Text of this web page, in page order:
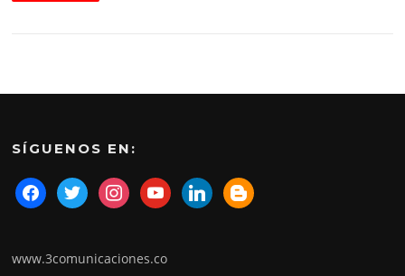
SÍGUENOS EN:
www.3comunicaciones.co